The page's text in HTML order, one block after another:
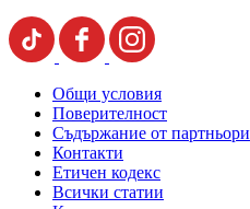
Общи условия
Поверителност
Съдържание от партньори
Контакти
Етичен кодекс
Всички статии